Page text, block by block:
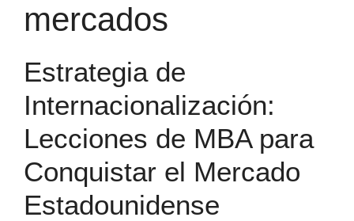
mercados
Estrategia de
Internacionalización:
Lecciones de MBA para
Conquistar el Mercado
Estadounidense